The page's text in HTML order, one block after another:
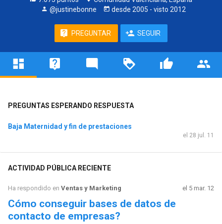
@justinebonne
desde 2005 - visto 2012
PREGUNTAR SEGUIR
PREGUNTAS ESPERANDO RESPUESTA
Baja Maternidad y fin de prestaciones
el 28 jul. 11
ACTIVIDAD PÚBLICA RECIENTE
Ha respondido en Ventas y Marketing el 5 mar. 12
Cómo conseguir bases de datos de
contacto de empresas?